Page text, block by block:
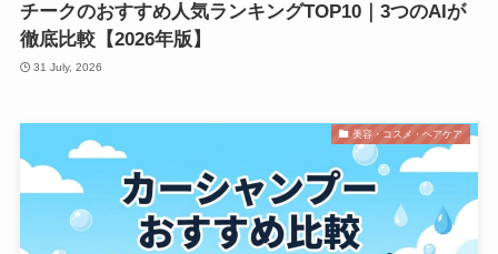
チークのおすすめ人気ランキングTOP10｜3つのAIが
徹底比較【2026年版】
31 July, 2026
美容・コスメ・ヘアケア